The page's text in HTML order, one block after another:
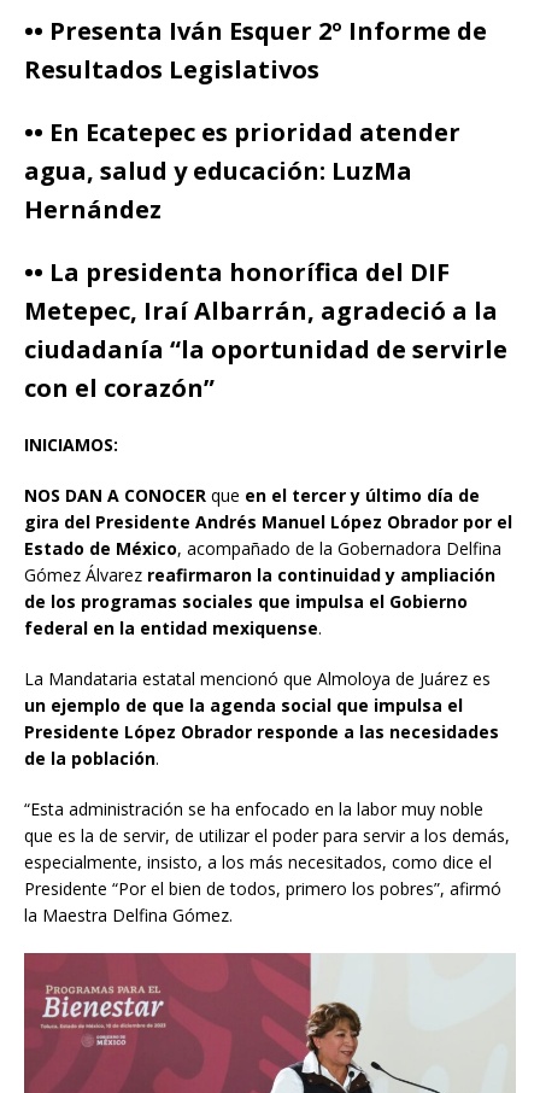
•• Presenta Iván Esquer 2º Informe de
Resultados Legislativos
•• En Ecatepec es prioridad atender
agua, salud y educación: LuzMa
Hernández
•• La presidenta honorífica del DIF
Metepec, Iraí Albarrán, agradeció a la
ciudadanía “la oportunidad de servirle
con el corazón”
INICIAMOS:
NOS DAN A CONOCER que en el tercer y último día de
gira del Presidente Andrés Manuel López Obrador por el
Estado de México, acompañado de la Gobernadora Delfina
Gómez Álvarez reafirmaron la continuidad y ampliación
de los programas sociales que impulsa el Gobierno
federal en la entidad mexiquense.
La Mandataria estatal mencionó que Almoloya de Juárez es
un ejemplo de que la agenda social que impulsa el
Presidente López Obrador responde a las necesidades
de la población.
“Esta administración se ha enfocado en la labor muy noble
que es la de servir, de utilizar el poder para servir a los demás,
especialmente, insisto, a los más necesitados, como dice el
Presidente “Por el bien de todos, primero los pobres”, afirmó
la Maestra Delfina Gómez.